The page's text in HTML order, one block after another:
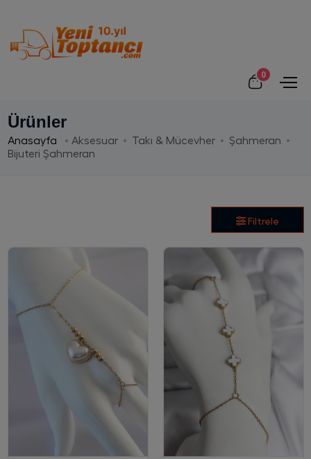
0
Ürünler
Anasayfa Aksesuar Takı & Mücevher
Şahmeran
Bijuteri Şahmeran
Filtrele